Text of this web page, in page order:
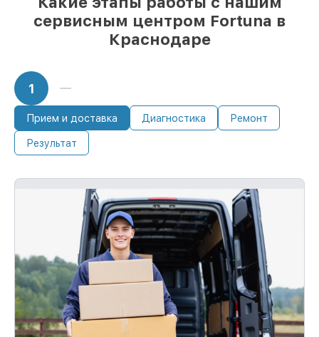
сервисным центром Fortuna в
Краснодаре
1
Прием и доставка Диагностика Ремонт
Результат